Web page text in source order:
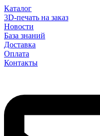
Каталог
3D-печать на заказ
Новости
База знаний
Доставка
Оплата
Контакты